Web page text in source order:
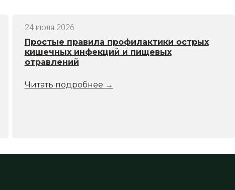
24 июля 2026
Простые правила профилактики острых
кишечных инфекций и пищевых
отравлений
Читать подробнее →